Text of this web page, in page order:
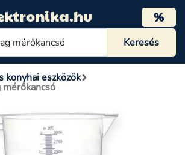
%
konyhai eszközök